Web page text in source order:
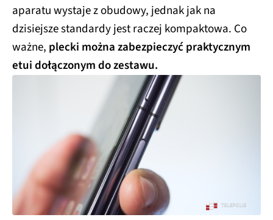
aparatu wystaje z obudowy, jednak jak na
dzisiejsze standardy jest raczej kompaktowa. Co
ważne, plecki można zabezpieczyć praktycznym
etui dołączonym do zestawu.